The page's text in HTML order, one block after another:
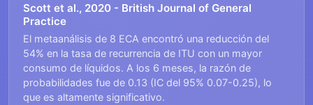
Scott et al., 2020 - British Journal of General
Practice
El metaanálisis de 8 ECA encontró una reducción del
54% en la tasa de recurrencia de ITU con un mayor
consumo de líquidos. A los 6 meses, la razón de
probabilidades fue de 0.13 (IC del 95% 0.07-0.25), lo
que es altamente significativo.